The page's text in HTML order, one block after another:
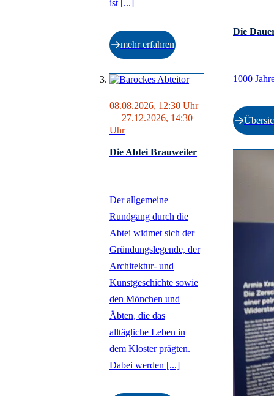
ist [...]
mehr erfahren
08.08.2026, 12:30 Uhr
– 27.12.2026, 14:30
Uhr
Die Abtei Brauweiler
Der allgemeine
Rundgang durch die
Abtei widmet sich der
Gründungslegende, der
Architektur- und
Kunstgeschichte sowie
den Mönchen und
Äbten, die das
alltägliche Leben in
dem Kloster prägten.
Dabei werden [...]
Die
1000